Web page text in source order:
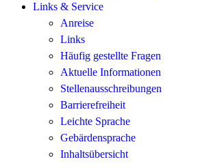
Links & Service
Anreise
Links
Häufig gestellte Fragen
Aktuelle Informationen
Stellenausschreibungen
Barrierefreiheit
Leichte Sprache
Gebärdensprache
Inhaltsübersicht